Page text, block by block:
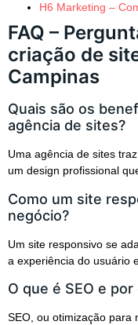
H6 Marketing –
FAQ –
criação de
Campinas
Quais são os
agência de sites?
Uma agência de sites
um design profissional
Como um site
negócio?
Um site responsivo se
a experiência do usuário
O que é SEO e
SEO, ou otimização para